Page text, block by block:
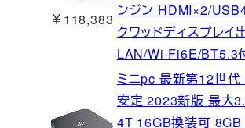
￥118,383
ンジン HDMI×2/
クワッドディスプレ
LAN/Wi-Fi6E/BT5.3
ミニpc 最新第12世
安定 2023新版 最大
4T 16GB換装可